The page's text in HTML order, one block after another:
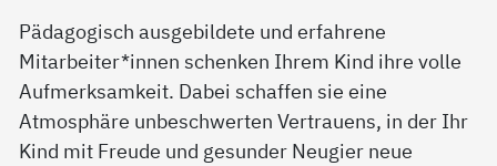
Pädagogisch ausgebildete und erfahrene
Mitarbeiter*innen schenken Ihrem Kind ihre volle
Aufmerksamkeit. Dabei schaffen sie eine
Atmosphäre unbeschwerten Vertrauens, in der Ihr
Kind mit Freude und gesunder Neugier neue